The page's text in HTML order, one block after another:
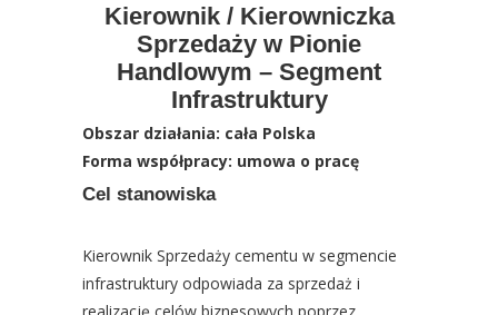
Kierownik / Kierowniczka
Sprzedaży w Pionie
Handlowym – Segment
Infrastruktury
Obszar działania: cała Polska
Forma współpracy: umowa o pracę
Cel stanowiska
Kierownik Sprzedaży cementu w segmencie
infrastruktury odpowiada za sprzedaż i